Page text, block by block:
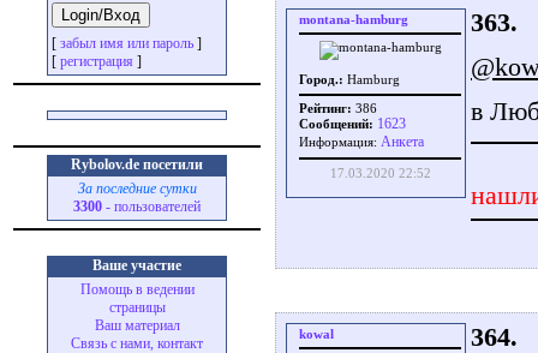
[ забыл имя или пароль ]
[ регистрация ]
Rybolov.de посетили
За последние сутки
3300 - пользователей
Ваше участие
Помощь в ведении
страницы
Ваш материал
Связь с нами, контакт
montana-hamburg
Город.: Hamburg
Рейтинг: 386
Сообщений: 1623
Информация: Aнкета
17.03.2020 22:52
363.
в
kowal
364.